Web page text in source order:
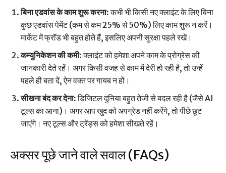
बिना एडवांस के काम शुरू करना:कभी भी किसी नए क्लाइंट के लिए बिना
कुछ एडवांस पेमेंट (कम से कम 25% से 50%) लिए काम शुरू न करें।
मार्केट में फ्रॉड भी बहुत होते हैं, इसलिए अपनी सुरक्षा पहले रखें।
कम्युनिकेशन की कमी:क्लाइंट को हमेशा अपने काम के प्रोग्रेस की
जानकारी देते रहें। अगर किसी वजह से काम में देरी हो रही है, तो उन्हें
पहले ही बता दें, ऐन वक्त पर गायब न हों।
सीखना बंद कर देना:डिजिटल दुनिया बहुत तेजी से बदल रही है (जैसे AI
टूल्स का आना)। अगर आप खुद को अपग्रेड नहीं करेंगे, तो पीछे छूट
जाएंगे। नए टूल्स और ट्रेंड्स को हमेशा सीखते रहें।
अक्सर पूछे जाने वाले सवाल (FAQs)